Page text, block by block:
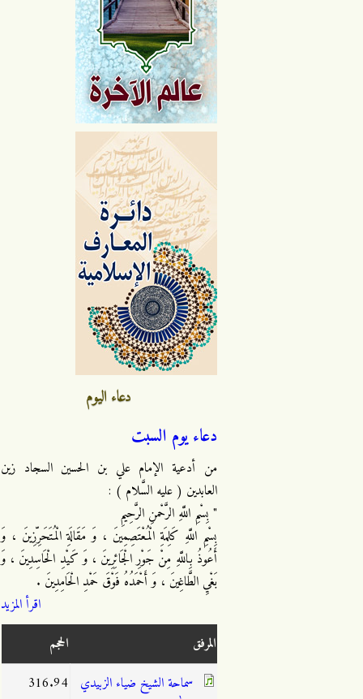
دعاء اليوم
دعاء يوم السبت
من أدعية الإمام علي بن الحسين السجاد زين
العابدين ( عليه السَّلام ) :
" بِسْمِ اللَّهِ الرَّحْمنِ الرَّحِيمِ
بِسْمِ اللَّهِ كَلِمَةِ الْمُعْتَصِمِينَ ، وَ مَقَالَةِ الْمُتَحَرِّزِينَ ، وَ
أَعُوذُ بِاللَّهِ مِنْ جَوْرِ الْجَائِرِينَ ، وَ كَيْدِ الْحَاسِدِينَ ، وَ
بَغْيِ الطَّاغِينَ ، وَ أَحْمَدُهُ فَوْقَ حَمْدِ الْحَامِدِينَ .
اقرأ المزيد
المرفق
الحجم
سماحة الشيخ ضياء الزبيدي 316.94